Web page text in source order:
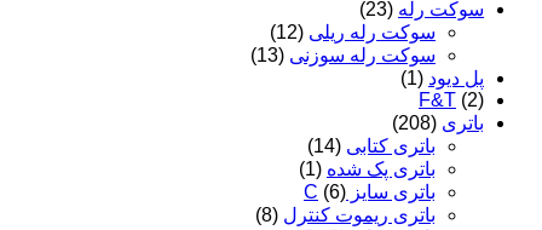
سوکت رله (23)
سوکت رله ریلی (12)
سوکت رله سوزنی (13)
پل دیود (1)
F&T (2)
باتری (208)
باتری کتابی (14)
باتری پک شده (1)
باتری سایز C (6)
باتری ریموت کنترل (8)